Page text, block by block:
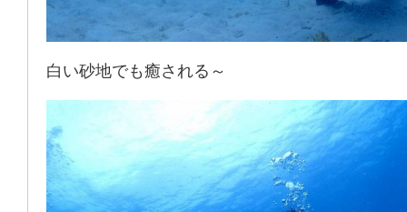
白い砂地でも癒される～